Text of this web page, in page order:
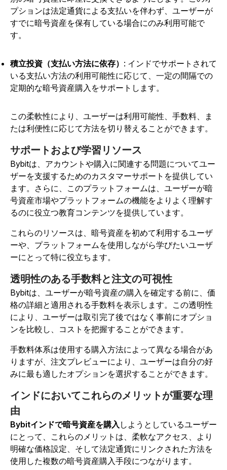
プションは法定通貨による支払いを伴わず、ユーザーが
すでに暗号資産を保有している場合にのみ利用可能で
す。
積立投資（支払い方法に依存） : インドでサポートされて
いる支払い方法の利用可能性に応じて、一定の間隔での
定期的な暗号資産購入をサポートします。
この柔軟性により、ユーザーは利用可能性、手数料、ま
たは利便性に応じて方法を切り替えることができます。
サポートおよび学習リソース
Bybitは、アカウントや購入に関連する問題についてユー
ザーを支援するためのカスタマーサポートを提供してい
ます。さらに、このプラットフォームは、ユーザーが暗
号資産市場やプラットフォームの機能をよりよく理解す
るのに役立つ教育コンテンツを提供しています。
これらのリソースは、暗号資産を初めて利用するユーザ
ーや、プラットフォームを使用しながら学びたいユーザ
ーにとって特に役立ちます。
透明性のある手数料と注文の可視性
Bybitは、ユーザーが暗号資産の購入を確定する前に、価
格の詳細と適用される手数料を表示します。この透明性
により、ユーザーは取引完了後ではなく事前にオプショ
ンを比較し、コストを把握することができます。
手数料体系は使用する購入方法によって異なる場合があ
りますが、注文プレビューにより、ユーザーは自分の好
みに最も適したオプションを選択することができます。
インドにおいてこれらのメリットが重要な理
由
Bybitインドで暗号資産を購入 しようとしているユーザー
にとって、これらのメリットは、柔軟なアクセス、より
明確な価格設定、そして法定通貨にリンクされた方法を
使用した複数の暗号資産購入手段につながります。